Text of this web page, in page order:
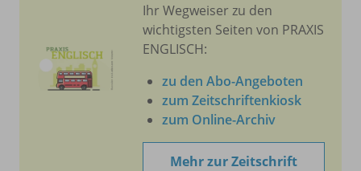
Ihr Wegweiser zu den
wichtigsten Seiten von PRAXIS
ENGLISCH:
zu den Abo-Angeboten
zum Zeitschriftenkiosk
zum Online-Archiv
Mehr zur Zeitschrift